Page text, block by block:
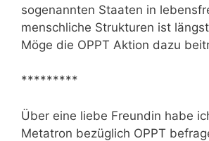
sogenannten Staaten in
menschliche Strukturen ist
Möge die OPPT Aktion dazu
*********
Über eine liebe Freundin habe
Metatron bezüglich OPPT